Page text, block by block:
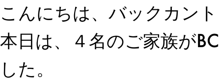
こんにちは、バックカン
本日は、４名のご家族が
した。